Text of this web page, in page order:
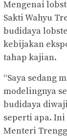
Mengenai
Sakti Wahyu
budidaya
kebijakan
tahap kajian.
“Saya sedang
modelingnya
budidaya
seperti apa. Ini
Menteri